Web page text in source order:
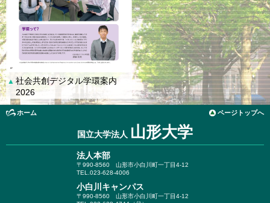
▲ 社会共創デジタル学環案内
2026
ホーム ページトップへ
国立大学法人 山形大学
法人本部
〒990-8560 山形市小白川町一丁目4-12
TEL.023-628-4006
小白川キャンパス
〒990-8560 山形市小白川町一丁目4-12